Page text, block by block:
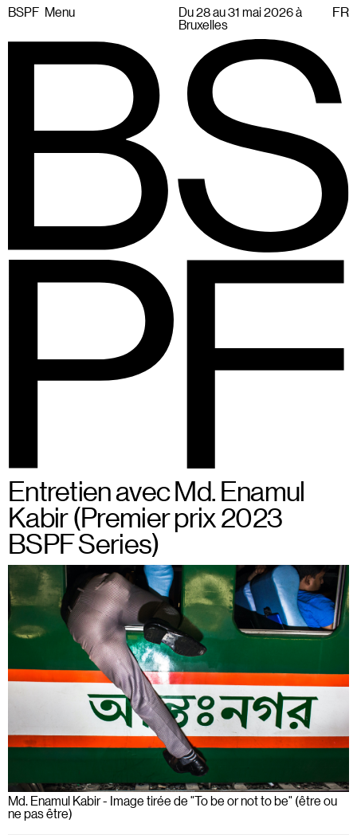
BSPF Menu Du 28 au 31 mai 2026 à
Bruxelles
FR
BSPF Menu Du 28 au 31 mai 2026 à
Bruxelles
Entretien avec Md. Enamul
Kabir (Premier prix 2023
BSPF Series)
Md. Enamul Kabir - Image tirée de "To be or not to be" (être ou
ne pas être)